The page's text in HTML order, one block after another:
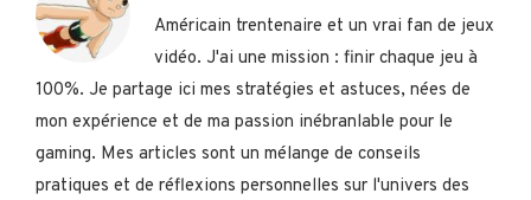
Américain trentenaire et un vrai fan de jeux
vidéo. J'ai une mission : finir chaque jeu à
100%. Je partage ici mes stratégies et astuces, nées de
mon expérience et de ma passion inébranlable pour le
gaming. Mes articles sont un mélange de conseils
pratiques et de réflexions personnelles sur l'univers des